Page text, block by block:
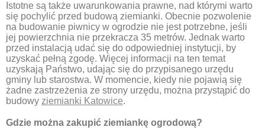
Istotne są także uwarunkowania prawne, nad którymi warto
się pochylić przed budową ziemianki. Obecnie pozwolenie
na budowanie piwnicy w ogrodzie nie jest potrzebne, jeśli
jej powierzchnia nie przekracza 35 metrów. Jednak warto
przed instalacją udać się do odpowiedniej instytucji, by
uzyskać pełną zgodę. Więcej informacji na ten temat
uzyskają Państwo, udając się do przypisanego urzędu
gminy lub starostwa. W momencie, kiedy nie pojawią się
żadne zastrzeżenia ze strony urzędu, można przystąpić do
budowy ziemianki Katowice.
Gdzie można zakupić ziemiankę ogrodową?